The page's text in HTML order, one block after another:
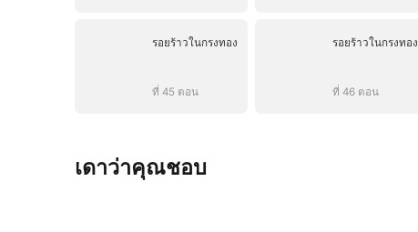
รอยร้าวในกรงทอง
ที่ 45 ตอน
รอยร้าวในกรงทอง
ที่ 46 ตอน
เดาว่าคุณชอบ